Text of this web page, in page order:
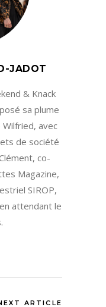
JADOT
& Knack
sa plume
Wilfried, avec
de société
co-
Magazine,
SIROP,
attendant le
ARTICLE